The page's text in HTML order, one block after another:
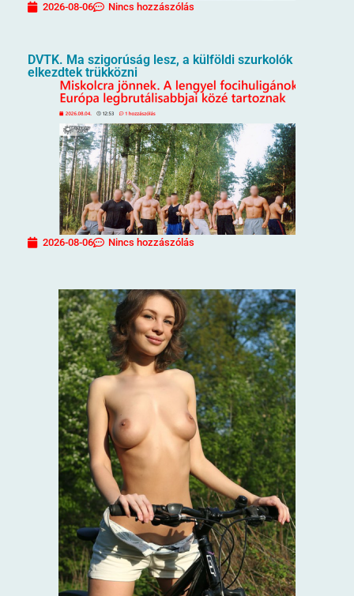
2026-08-06 Nincs hozzászólás
DVTK. Ma szigorúság lesz, a külföldi szurkolók
elkezdtek trükközni
2026-08-06 Nincs hozzászólás